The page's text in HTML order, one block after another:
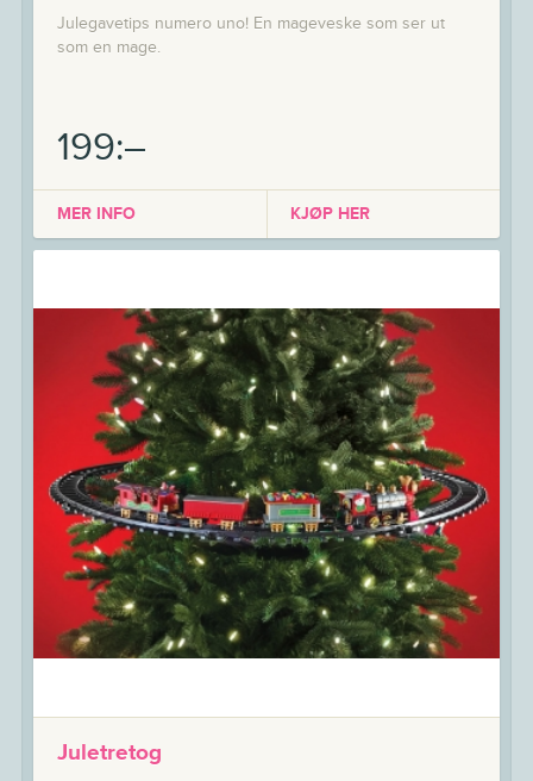
Julegavetips numero uno! En mageveske som ser ut
som en mage.
199:–
MER INFO KJØP HER
Juletretog